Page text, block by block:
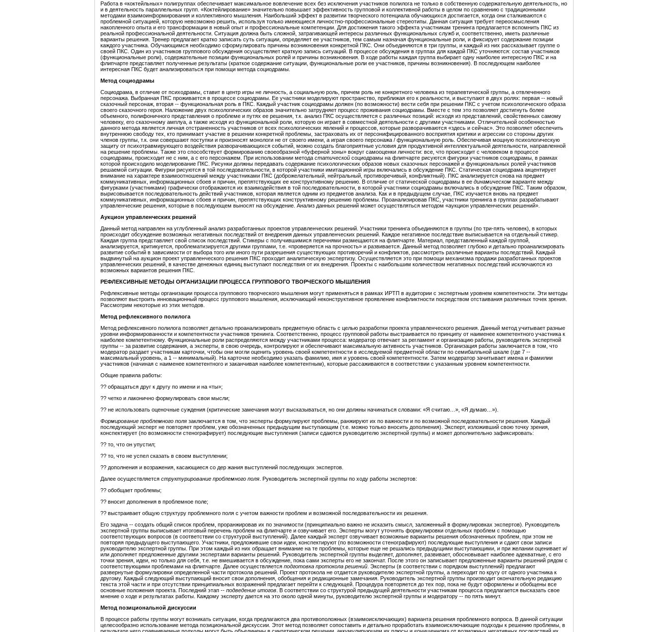
Работа в «коктейльных» полигруппах обеспечивает максимальное вовлечение всех без исключения участников полилога не только в собственную содержательную деятельность, но
и в деятельность параллельных групп. «Коктейлирование» значительно повышает эффективность групповой и коллективной работы в целом по сравнению с традиционными
методами взаимоинформирования и коллективного мышления. Наибольший эффект в развитии творческого потенциала обучающихся достигается, когда они сталкиваются с
проблемной ситуацией, которую невозможно решить, используя только имеющиеся личностно-профессиональные стереотипы. Данная ситуация требует переосмысления
накопленного опыта и его трансформации в новый опыт и профессиональные компетенции. Для достижения такого эффекта участникам тренинга предлагается вспомнить ПКС из
реальной профессиональной деятельности. Ситуация должна быть сложной, затрагивающей интересы различных функциональных служб и, соответственно, иметь различные
варианты решения. Тренер предлагает кратко записать суть ситуации, определяет ее участников, тем самым назначая функциональные роли, и фиксирует содержание позиции
каждого участника. Обучающимся необходимо сформулировать причины возникновения конкретной ПКС. Они объединяются в три группы, и каждый из них рассказывает группе о
своей ПКС. Один из участников группового обсуждения осуществляет краткую запись ситуаций. В процессе обсуждения в группах для каждой ПКС уточняются: состав участников
(функциональные роли), содержательные позиции функциональных ролей и причины возникновения. В ходе работы каждая группа выбирает одну наиболее интересную ПКС и на
флипчарте представляет полученные результаты (краткое содержание ситуации, функциональные роли ее участников, причины возникновения). В последующем наиболее
интересная ПКС будет анализироваться при помощи метода социодрамы.
Метод социодрамы
Социодрама, в отличие от психодрамы, ставит в центр игры не личность, а социальную роль, причем роль не конкретного человека из терапевтической группы, а отвлеченного
персонажа. Выбранная ПКС проживается в процессе социодрамы. Ее участники моделируют пространство, приближая его к реальности, и выступают в двух ролях: первая -- новый
сказочный персонаж, вторая -- функциональная роль в ПКС. Каждый участник социодрамы должен (по возможности) вести себя при решении ПКС с учетом психологического образа
своего сказочного героя. Наложение двух психологических образов значительно затрудняет процесс проживания социодрамы. Вместе с тем это позволяет достигнуть более
объемного, полифоничного представления о проблеме и путях ее решения, т.к. анализ ПКС осуществляется с различных позиций: исходя из представлений, свойственных самому
человеку, его сказочному амплуа, а также исходя из функциональной роли, которую он играет в совместной деятельности с другими участниками. Отличительной особенностью
данного метода является личная отстраненность участников от всех психологических явлений и процессов, которые разворачиваются «здесь и сейчас». Это позволяет обеспечить
внутреннюю свободу тех, кто принимает участие в решении конкретной проблемы, застраховать их от персонифицированного восприятия критики и агрессии со стороны других
членов группы, т.к. они совершают поступки и произносят монологи не от своего имени, а играя своего персонажа / функциональную роль. Обеспечивая мощную психологическую
защиту от психотравмирующего воздействия разворачивающихся событий, можно создать благоприятные условия для продуктивной интеллектуальной деятельности, направленной
на решение проблемы. Также это способствует формированию своеобразной «буферной зоны» вокруг самооценки личности: все, что происходит с человеком в процессе
социодрамы, происходит не с ним, а с его персонажем. При использовании метода статической социодрамы на флипчарте рисуются фигурки участников социодрамы, в рамках
которой происходило моделирование ПКС. Рисунки должны передавать содержание психологических образов новых сказочных персонажей и функциональных ролей участников
решаемой ситуации. Фигурки рисуются в той последовательности, в которой участники имитационной игры включались в обсуждение ПКС. Статическая социодрама акцентирует
внимание на характере взаимоотношений между участниками ПКС (доброжелательный, нейтральный, противоречивый, конфликтный). ПКС анализируется снова на предмет
коммуникативных, информационных сбоев и причин, препятствующих ее конструктивному решению. В отличие от статической социодрамы в ее динамическом варианте между
фигурками (участниками) графически отображаются их взаимодействия в той последовательности, в которой участники социодрамы включались в обсуждение ПКС. Таким образом,
вырисовывается последовательность действий участников, которая является одним из предметов анализа. Как и в предыдущем случае, ПКС изучается вновь на предмет
коммуникативных, информационных сбоев и причин, препятствующих конструктивному решению проблемы. Проанализировав ПКС, участники тренинга в группах разрабатывают
управленческие решения, которые в последующем выносят на обсуждение. Анализ данных решений может осуществляться методом «аукцион управленческих решений».
Аукцион управленческих решений
Данный метод направлен на углубленный анализ разработанных проектов управленческих решений. Участники тренинга объединяются в группы (по три-пять человек), в которых
происходит обсуждение возможных негативных последствий от внедрения данных управленческих решений. Каждое негативное последствие выписывается на отдельный стикер.
Каждая группа представляет свой список последствий. Стикеры с получившимися перечнями размещаются на флипчарте. Материал, представленный каждой группой,
анализируется, критикуется, проблематизируется другими группами, т.е. «проверяется на прочность» и развивается. Данный метод позволяет глубоко и детально проанализировать
развитие событий в зависимости от выбора того или иного пути разрешения существующих противоречий и конфликтов, рассмотреть различные варианты последствий. Каждый
выдвинутый на аукцион проект управленческого решения ПКС проходит аналитическую экспертизу. Осуществляется это при помощи механизма продажи разработанных проектов
управленческих решений, в качестве денежных единиц выступают последствия от их внедрения. Проекты с наибольшим количеством негативных последствий исключаются из
возможных вариантов решения ПКС.
РЕФЛЕКСИВНЫЕ МЕТОДЫ ОРГАНИЗАЦИИ ПРОЦЕССА ГРУППОВОГО ТВОРЧЕСКОГО МЫШЛЕНИЯ
Рефлексивные методы организации процесса группового творческого мышления могут применяться в рамках ИРТП в аудитории с экспертным уровнем компетентности. Эти методы
позволяют выстроить инновационный процесс группового мышления, исключающий неконструктивное проявление конфликтности посредством отстаивания различных точек зрения.
Рассмотрим некоторые из этих методов.
Метод рефлексивного полилога
Метод рефлексивного полилога позволяет детально проанализировать предметную область с целью разработки проекта управленческого решения. Данный метод учитывает разные
уровни информированности и компетентности участников тренинга. Соответственно, процесс групповой работы выстраивается по принципу от наименее компетентного участника к
наиболее компетентному. Функциональные роли распределяются между участниками процесса: модератор отвечает за регламент и организацию работы, руководитель экспертной
группы -- за развитие содержания, а эксперты, в свою очередь, контролируют и обеспечивают максимальную активность участников. Организация работы заключается в том, что
модератор раздает участникам карточки, чтобы они могли оценить уровень своей компетентности в исследуемой предметной области по семибалльной шкале (где 7 --
максимальный уровень, а 1 -- минимальный). На карточке необходимо указать фамилию, имя и уровень своей компетентности. Затем модератор зачитывает имена и фамилии
участников (начиная с наименее компетентного и заканчивая наиболее компетентным), которые рассаживаются в соответствии с указанным уровнем компетентности.
Общие правила работы:
?? обращаться друг к другу по имени и на «ты»;
?? четко и лаконично формулировать свои мысли;
?? не использовать оценочные суждения (критические замечания могут высказываться, но они должны начинаться словами: «Я считаю…», «Я думаю…»).
Формирование проблемного поля заключается в том, что эксперты формулируют проблемы, ранжируют их по важности и по возможной последовательности решения. Каждый
последующий эксперт не повторяет проблем, уже обозначенных предыдущим выступающим (т.е. можно только вносить дополнения). Эксперт, изложивший свою точку зрения,
конспектирует (по возможности стенографирует) последующие выступления (записи сдаются руководителю экспертной группы) и может дополнительно зафиксировать:
?? то, что он упустил;
?? то, что не успел сказать в своем выступлении;
?? дополнения и возражения, касающиеся со дер жания выступлений последующих экспертов.
Далее осуществляется структурирование проблемного поля . Руководитель экспертной группы по ходу работы экспертов:
?? обобщает проблемы;
?? вносит дополнения в проблемное поле;
?? выстраивает общую структуру проблемного поля с учетом важности проблем и возможной последовательности их решения.
Его задача -- создать общий список проблем, проранжировав их по значимости (принципиально важно не исказить смысл, заложенный в формулировках экспертов). Руководитель
экспертной группы выписывает итоговый перечень проблем на флипчарте и озвучивает его. Эксперты могут уточнять формулировки отдельных проблем с помощью
соответствующих вопросов (в соответствии со структурой выступлений). Далее каждый эксперт озвучивает возможные варианты решения обозначенных проблем, при этом не
повторяя предыдущего выступающего. Участники, предложившие свои идеи, конспектируют (по возможности стенографируют) последующие выступления и сдают свои записи
руководителю экспертной группы. При этом каждый из них обращает внимание на те проблемы, которые еще не решались предыдущими выступающими, и при желании оценивает и/
или дополняет предложенные другими экспертами варианты решений. Руководитель экспертной группы выделяет, дополняет, развивает, обосновывает наиболее адекватные, с его
точки зрения, идеи, но только для себя, т.е. не вмешивается в обсуждение, пока сами эксперты его не закончат. После этого он записывает предложенные варианты решений рядом с
соответствующими проблемами на флипчарте. Далее осуществляется подготовка протокола решений . Эксперты (в соответствии с порядком выступлений) предлагают
развернутые формулировки определенной части протокола решений. Проект протокола не отдается руководителю экспертной группы, а переходит по кругу от одного участника к
другому. Каждый следующий выступающий вносит свои дополнения, обобщения и редакционные замечания. Руководитель экспертной группы производит окончательную редакцию
текста этой части и при отсутствии принципиальных возражений предлагает перейти к следующей. Процедура повторяется до тех пор, пока не будут оформлены и обобщены все
основные положения проекта. Последний этап -- подведение итогов . В соответствии со структурой предыдущей деятельности участникам процесса предлагается высказать свое
мнение о ходе и результатах работы. Каждому эксперту дается на это около одной минуты, руководителю экспертной группы и модератору -- по пять минут.
Метод позициональной дискуссии
В процессе работы группы могут возникать ситуации, когда предлагаются два противоположных (взаимоисключающих) варианта решения проблемного вопроса. В данной ситуации
целесообразно использование метода позициональной дискуссии. Этот метод позволяет сопоставить и детально проработать взаимоисключающие подходы к решению проблемы, в